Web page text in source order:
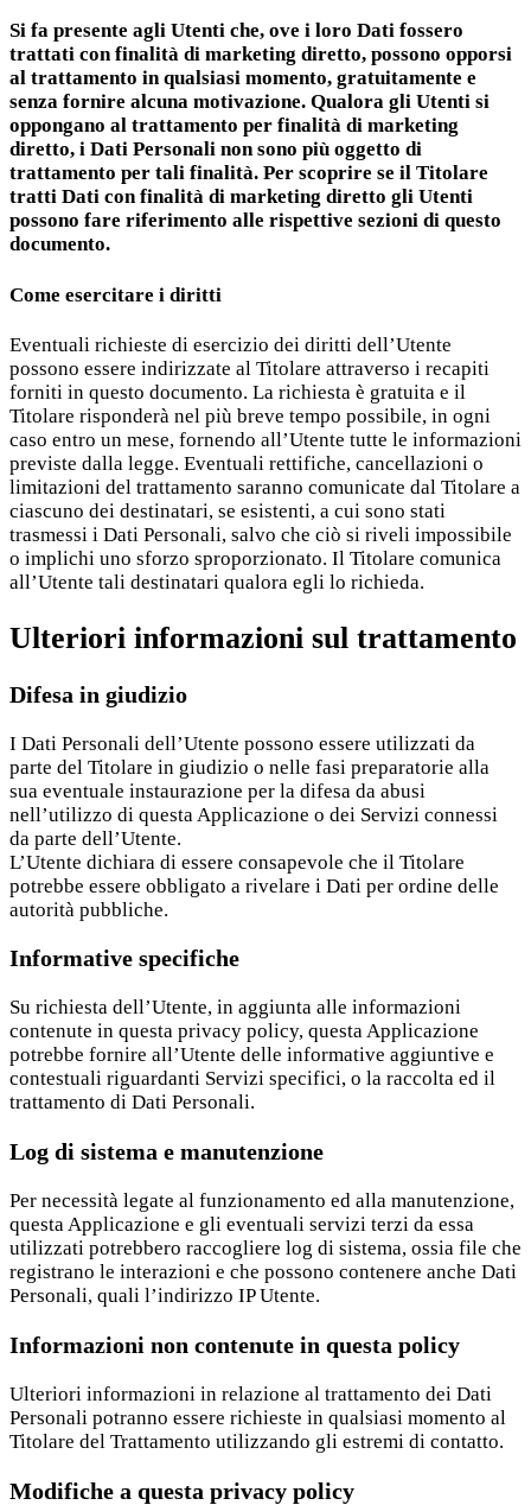
Si fa presente agli Utenti che, ove i loro Dati fossero
trattati con finalità di marketing diretto, possono opporsi
al trattamento in qualsiasi momento, gratuitamente e
senza fornire alcuna motivazione. Qualora gli Utenti si
oppongano al trattamento per finalità di marketing
diretto, i Dati Personali non sono più oggetto di
trattamento per tali finalità. Per scoprire se il Titolare
tratti Dati con finalità di marketing diretto gli Utenti
possono fare riferimento alle rispettive sezioni di questo
documento.
Come esercitare i diritti
Eventuali richieste di esercizio dei diritti dell’Utente
possono essere indirizzate al Titolare attraverso i recapiti
forniti in questo documento. La richiesta è gratuita e il
Titolare risponderà nel più breve tempo possibile, in ogni
caso entro un mese, fornendo all’Utente tutte le informazioni
previste dalla legge. Eventuali rettifiche, cancellazioni o
limitazioni del trattamento saranno comunicate dal Titolare a
ciascuno dei destinatari, se esistenti, a cui sono stati
trasmessi i Dati Personali, salvo che ciò si riveli impossibile
o implichi uno sforzo sproporzionato. Il Titolare comunica
all’Utente tali destinatari qualora egli lo richieda.
Ulteriori informazioni sul trattamento
Difesa in giudizio
I Dati Personali dell’Utente possono essere utilizzati da
parte del Titolare in giudizio o nelle fasi preparatorie alla
sua eventuale instaurazione per la difesa da abusi
nell’utilizzo di questa Applicazione o dei Servizi connessi
da parte dell’Utente.
L’Utente dichiara di essere consapevole che il Titolare
potrebbe essere obbligato a rivelare i Dati per ordine delle
autorità pubbliche.
Informative specifiche
Su richiesta dell’Utente, in aggiunta alle informazioni
contenute in questa privacy policy, questa Applicazione
potrebbe fornire all’Utente delle informative aggiuntive e
contestuali riguardanti Servizi specifici, o la raccolta ed il
trattamento di Dati Personali.
Log di sistema e manutenzione
Per necessità legate al funzionamento ed alla manutenzione,
questa Applicazione e gli eventuali servizi terzi da essa
utilizzati potrebbero raccogliere log di sistema, ossia file che
registrano le interazioni e che possono contenere anche Dati
Personali, quali l’indirizzo IP Utente.
Informazioni non contenute in questa policy
Ulteriori informazioni in relazione al trattamento dei Dati
Personali potranno essere richieste in qualsiasi momento al
Titolare del Trattamento utilizzando gli estremi di contatto.
Modifiche a questa privacy policy